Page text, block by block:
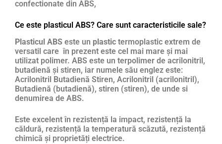
confectionate din ABS,
Ce este plasticul ABS? Care sunt caracteristicile sale?
Plasticul ABS este un plastic termoplastic extrem de
versatil care în prezent este cel mai mare și mai
utilizat polimer. ABS este un terpolimer de acrilonitril,
butadienă și stiren, iar numele său englez este:
Acrilonitril Butadienă Stiren, Acrilonitril (acrilonitril),
Butadienă (butadienă), stiren (stiren), de unde si
denumirea de ABS.
Este excelent în rezistență la impact, rezistență la
căldură, rezistență la temperatură scăzută, rezistență
chimică și proprietăți electrice.